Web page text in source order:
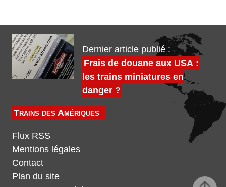
Dernier article publié :
Frais de douane aux USA :
les trains miniatures en
danger ?
Trains des Amériques
Flux RSS
Mentions légales
Contact
Plan du site